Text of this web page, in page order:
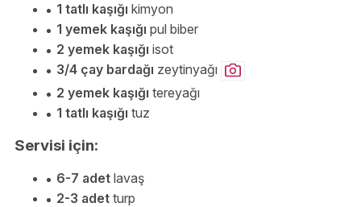
1 tatlı kaşığı kimyon
1 yemek kaşığı pul biber
2 yemek kaşığı isot
3/4 çay bardağı zeytinyağı
2 yemek kaşığı tereyağı
1 tatlı kaşığı tuz
Servisi için:
6-7 adet lavaş
2-3 adet turp